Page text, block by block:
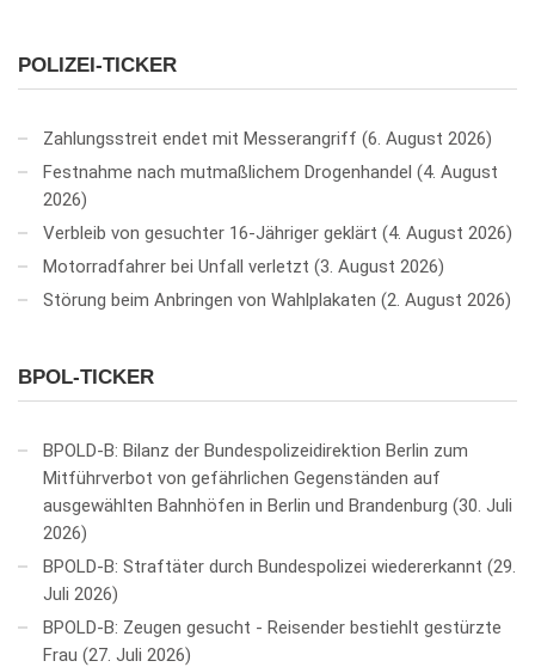
POLIZEI-TICKER
Zahlungsstreit endet mit Messerangriff 6. August 2026
Festnahme nach mutmaßlichem Drogenhandel
4. August
2026
Verbleib von gesuchter 16-Jähriger geklärt
4. August 2026
Motorradfahrer bei Unfall verletzt 3. August 2026
Störung beim Anbringen von Wahlplakaten
2. August 2026
BPOL-TICKER
BPOLD-B: Bilanz der Bundespolizeidirektion Berlin zum
Mitführverbot von gefährlichen Gegenständen auf
ausgewählten Bahnhöfen in Berlin und Brandenburg 30. Juli
2026
BPOLD-B: Straftäter durch Bundespolizei wiedererkannt
29.
Juli 2026
BPOLD-B: Zeugen gesucht - Reisender bestiehlt gestürzte
Frau
27. Juli 2026